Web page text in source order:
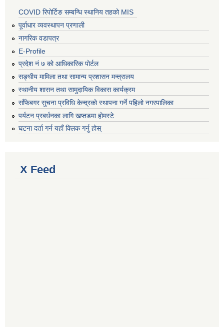
COVID रिपोर्टिङ सम्बन्धि स्थानिय तहको MIS
पूर्वाधार व्यवस्थापन प्रणाली
नागरिक वडापत्र
E-Profile
प्रदेश नं ७ को आधिकारिक पोर्टल
सङ्घीय मामिला तथा सामान्य प्रशासन मन्त्रालय
स्थानीय शासन तथा सामुदायिक विकास कार्यक्रम
साँफेबगर सुचना प्रविधि केन्द्रको स्थापना गर्ने पहिलो नगरपालिका
पर्यटन प्रबर्धनका लागि खप्तडमा होमस्टे
घटना दर्ता गर्न यहाँ क्लिक गर्नु होस्
X Feed